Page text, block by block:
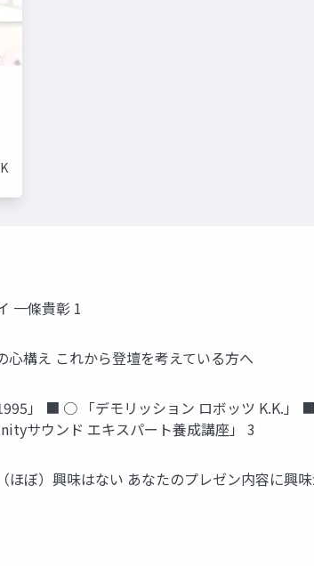
一條貴彰 1
構え これから登壇を考えている方へ
」 ■ ○ 「デモリッション ロボッツ K.K.
サウンド エキスパート養成講座」 3
ぼ）興味はない あなたのプレゼン内容に興